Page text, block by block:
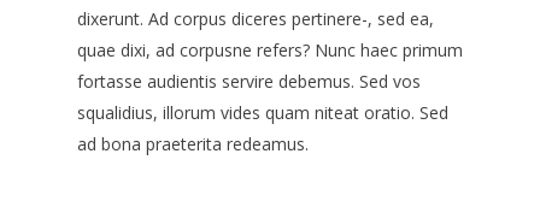
dixerunt. Ad corpus diceres pertinere-, sed ea,
quae dixi, ad corpusne refers? Nunc haec primum
fortasse audientis servire debemus. Sed vos
squalidius, illorum vides quam niteat oratio. Sed
ad bona praeterita redeamus.